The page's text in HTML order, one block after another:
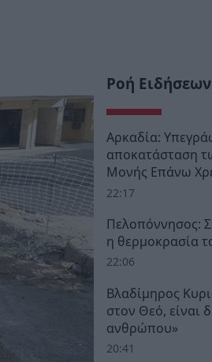
Ροή Ειδήσεων
Αρκαδία:
αποκατάσταση
Μονής Επάνω
22:17
Πελοπόννησος:
η θερμοκρασία
22:06
Βλαδίμηρος
στον Θεό, είναι
ανθρώπου»
20:41